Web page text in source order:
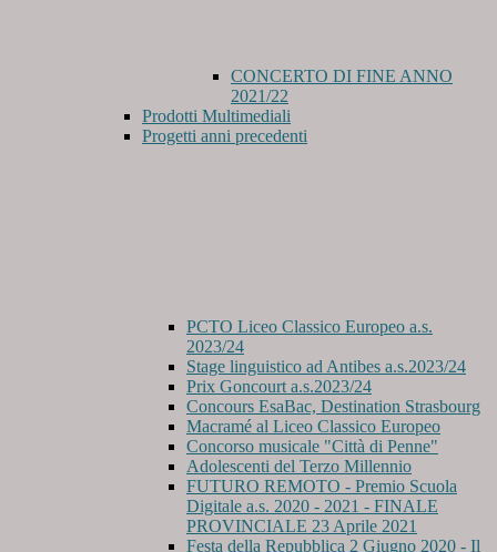
CONCERTO DI FINE ANNO
2021/22
Prodotti Multimediali
Progetti anni precedenti
PCTO Liceo Classico Europeo a.s.
2023/24
Stage linguistico ad Antibes a.s.2023/24
Prix Goncourt a.s.2023/24
Concours EsaBac, Destination Strasbourg
Macramé al Liceo Classico Europeo
Concorso musicale "Città di Penne"
Adolescenti del Terzo Millennio
FUTURO REMOTO - Premio Scuola
Digitale a.s. 2020 - 2021 - FINALE
PROVINCIALE 23 Aprile 2021
Festa della Repubblica 2 Giugno 2020 - Il